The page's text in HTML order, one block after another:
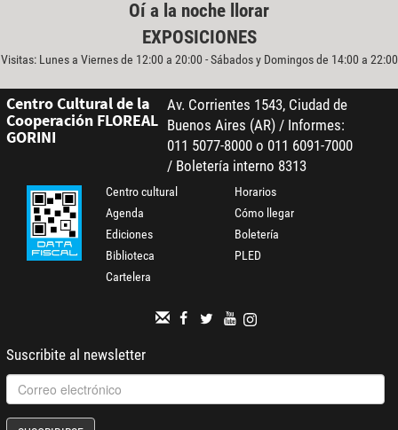
Oí a la noche llorar
EXPOSICIONES
Visitas: Lunes a Viernes de 12:00 a 20:00 - Sábados y Domingos de 14:00 a 22:00
Centro Cultural de la
Cooperación FLOREAL
GORINI
Av. Corrientes 1543, Ciudad de
Buenos Aires (AR) / Informes:
011 5077-8000 o 011 6091-7000
/ Boletería interno 8313
Centro cultural
Agenda
Ediciones
Biblioteca
Cartelera
Horarios
Cómo llegar
Boletería
PLED
Suscribite al newsletter